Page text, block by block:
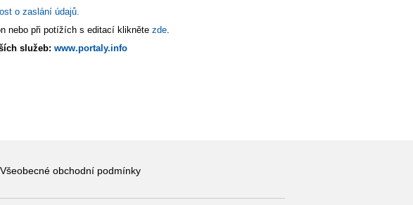
o zaslání údajů.
nebo při potížích s editací klikněte zde
služeb: www.portaly.info
Všeobecné obchodní podmínky